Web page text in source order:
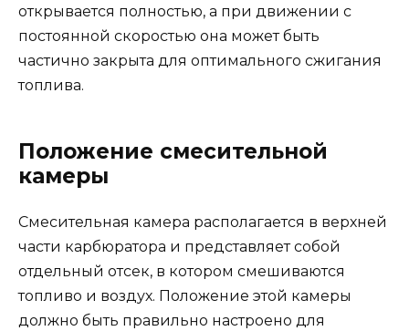
открывается полностью, а при движении с
постоянной скоростью она может быть
частично закрыта для оптимального сжигания
топлива.
Положение смесительной
камеры
Смесительная камера располагается в верхней
части карбюратора и представляет собой
отдельный отсек, в котором смешиваются
топливо и воздух. Положение этой камеры
должно быть правильно настроено для